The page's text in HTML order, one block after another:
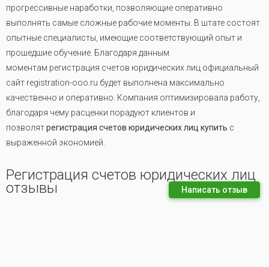
прогрессивные наработки, позволяющие оперативно
выполнять самые сложные рабочие моменты. В штате состоят
опытные специалисты, имеющие соответствующий опыт и
прошедшие обучение. Благодаря данным
моментам регистрация счетов юридических лиц официальный
сайт registration-ooo.ru будет выполнена максимально
качественно и оперативно. Компания оптимизировала работу,
благодаря чему расценки порадуют клиентов и
позволятрегистрация счетов юридических лиц купить с
выраженной экономией.
Регистрация счетов юридических лиц
отзывы Написать отзыв